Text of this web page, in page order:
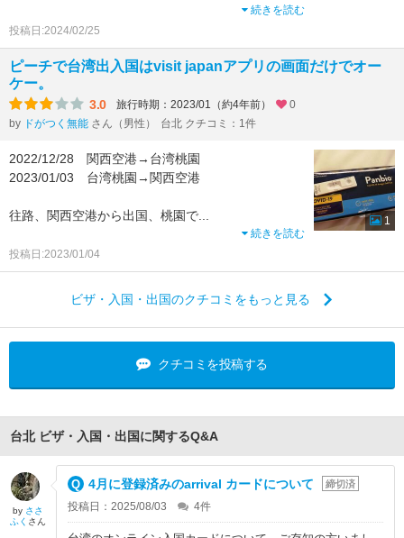
続きを読む
投稿日:2024/02/25
ピーチで台湾出入国はvisit japanアプリの画面だけでオー
ケー。
3.0 旅行時期：2023/01（約4年前）
0
by ドがつく無能 さん（男性） 台北 クチコミ：1件
2022/12/28 関西空港→台湾桃園
2023/01/03 台湾桃園→関西空港
往路、関西空港から出国、桃園で
続きを読む
投稿日:2023/01/04
1
ビザ・入国・出国のクチコミをもっと見る
クチコミを投稿する
台北 ビザ・入国・出国に関するQ&A
4月に登録済みのarrival カードについて 締切済
投稿日：2025/08/03 4件
by ささ
ふく さん